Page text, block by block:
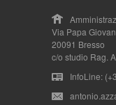
Via Papa
20091 Bresso
c/o studio Rag.
InfoLine: